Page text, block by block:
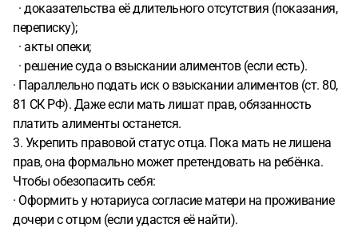
· доказательства её длительного отсутствия (показания,
переписку);
· акты опеки;
· решение суда о взыскании алиментов (если есть).
· Параллельно подать иск о взыскании алиментов (ст. 80,
81 СК РФ). Даже если мать лишат прав, обязанность
платить алименты останется.
3. Укрепить правовой статус отца. Пока мать не лишена
прав, она формально может претендовать на ребёнка.
Чтобы обезопасить себя:
· Оформить у нотариуса согласие матери на проживание
дочери с отцом (если удастся её найти).